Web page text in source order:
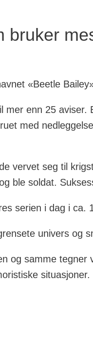
bruker
«Beetle
mer enn 25 aviser.
med
vervet seg til
ble soldat.
serien i dag i ca.
univers og
og samme tegner
situasjoner.